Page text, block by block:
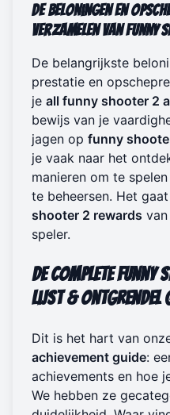
De Beloningen en
Verzamelen van Funny
De belangrijkste
prestatie en
je all funny shooter 2
bewijs van je
jagen op funny
je vaak naar het
manieren om te
te beheersen. Het
shooter 2 rewards
speler.
De Complete Funny
Lijst & Ontgrendel
Dit is het hart van
achievement guide:
achievements en hoe
We hebben ze